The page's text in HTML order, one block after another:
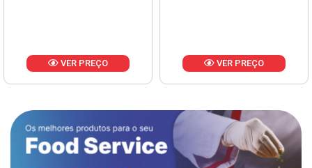
VER PREÇO VER PREÇO